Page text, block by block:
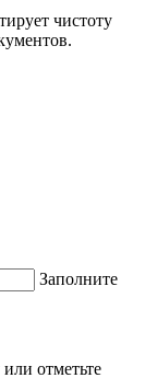
чистоту
Заполните
отметьте